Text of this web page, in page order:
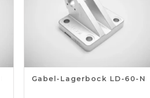
Gabel-Lagerbock LD-60-N